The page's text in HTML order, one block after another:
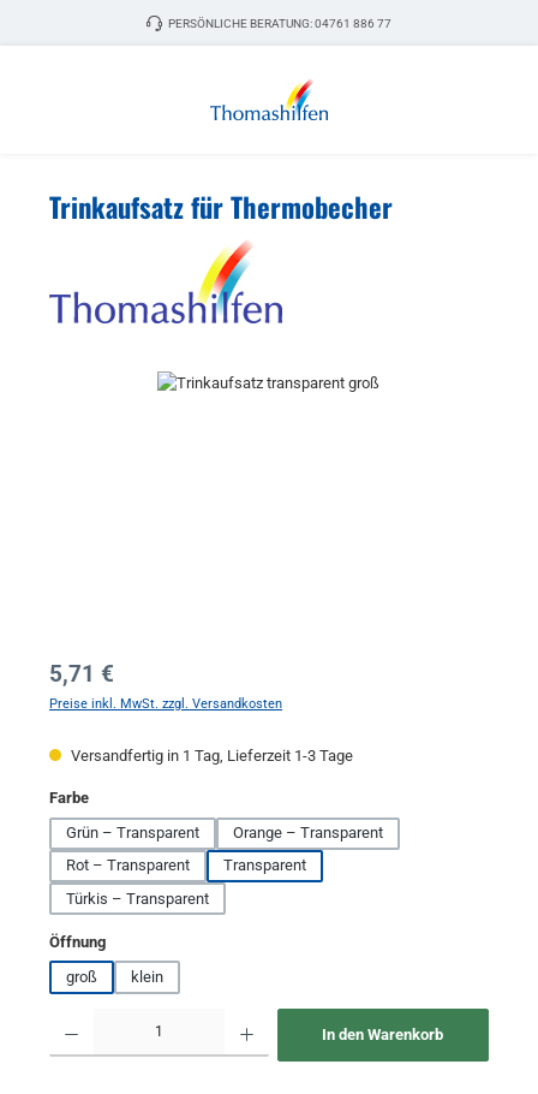
Zum Hauptinhalt springenPERSÖNLICHE BERATUNG:04761 886 77
Trinkaufsatz für Thermobecher
Bildergalerie überspringen
Regulärer Preis:
5,71 €
Preise inkl. MwSt. zzgl. Versandkosten
Versandfertig in 1 Tag, Lieferzeit 1-3 Tage
Farbeauswählen
Grün – Transparent
Orange – Transparent
Rot – Transparent
Transparent
Türkis – Transparent
Öffnungauswählen
groß
klein
In den Warenkorb